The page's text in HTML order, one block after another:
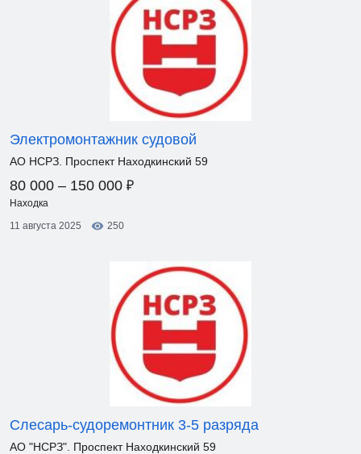
Электромонтажник судовой
АО НСРЗ. Проспект Находкинский 59
80 000 – 150 000 ₽
Находка
11 августа 2025
250
Слесарь-судоремонтник 3-5 разряда
АО "НСРЗ". Проспект Находкинский 59